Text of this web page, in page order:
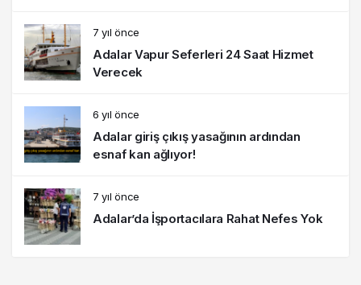
7 yıl önce
Adalar Vapur Seferleri 24 Saat Hizmet
Verecek
6 yıl önce
Adalar giriş çıkış yasağının ardından
esnaf kan ağlıyor!
7 yıl önce
Adalar’da İşportacılara Rahat Nefes Yok